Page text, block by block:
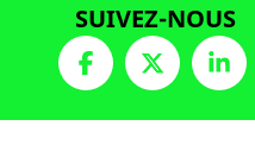
SUIVEZ-NOUS